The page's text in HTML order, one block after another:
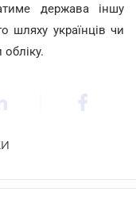
держава іншу
шляху українців чи